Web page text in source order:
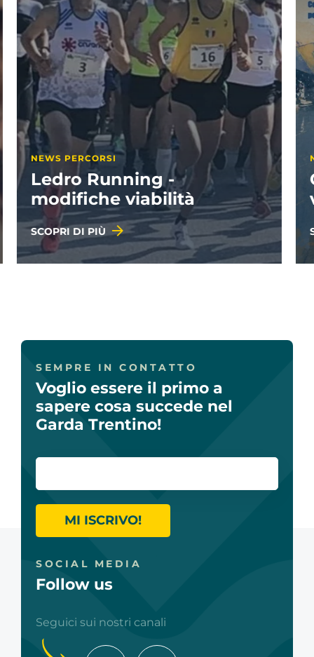
NEWS PROGETTI
Geografie illustrate: i
vincitori
SCOPRI DI PIÙ
SEMPRE IN CONTATTO
Voglio essere il primo a
sapere cosa succede nel
Garda Trentino!
MI ISCRIVO!
SOCIAL MEDIA
Follow us
Seguici sui nostri canali